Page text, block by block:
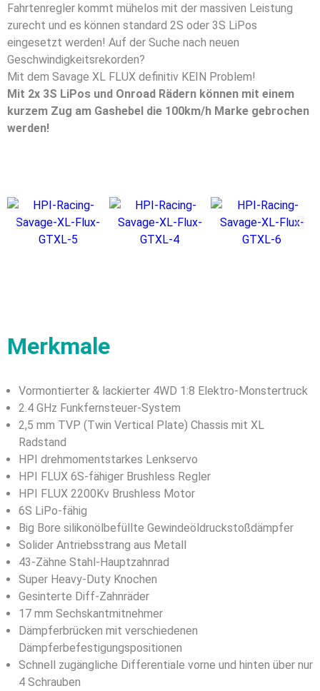
Fahrtenregler kommt mühelos mit der massiven Leistung
zurecht und es können standard 2S oder 3S LiPos
eingesetzt werden! Auf der Suche nach neuen
Geschwindigkeitsrekorden?
Mit dem Savage XL FLUX definitiv KEIN Problem!
Mit 2x 3S LiPos und Onroad Rädern können mit einem
kurzem Zug am Gashebel die 100km/h Marke gebrochen
werden!
Merkmale
Vormontierter & lackierter 4WD 1:8 Elektro-Monstertruck
2.4 GHz Funkfernsteuer-System
2,5 mm TVP (Twin Vertical Plate) Chassis mit XL
Radstand
HPI drehmomentstarkes Lenkservo
HPI FLUX 6S-fähiger Brushless Regler
HPI FLUX 2200Kv Brushless Motor
6S LiPo-fähig
Big Bore silikonölbefüllte Gewindeöldruckstoßdämpfer
Solider Antriebsstrang aus Metall
43-Zähne Stahl-Hauptzahnrad
Super Heavy-Duty Knochen
Gesinterte Diff-Zahnräder
17 mm Sechskantmitnehmer
Dämpferbrücken mit verschiedenen
Dämpferbefestigungspositionen
Schnell zugängliche Differentiale vorne und hinten über nur
4 Schrauben